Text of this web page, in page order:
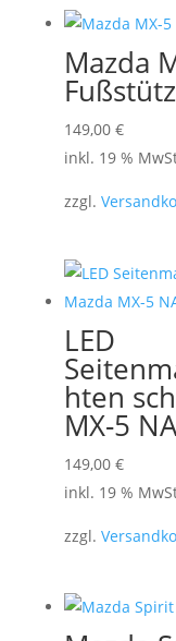
Mazda
149,00 €
inkl. 19 %
zzgl.
LED
hten
MX-5
149,00 €
inkl. 19 %
zzgl.